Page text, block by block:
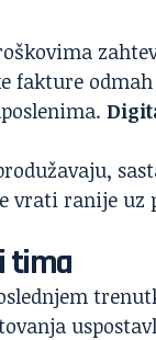
fakture
vrati ranije uz
tima